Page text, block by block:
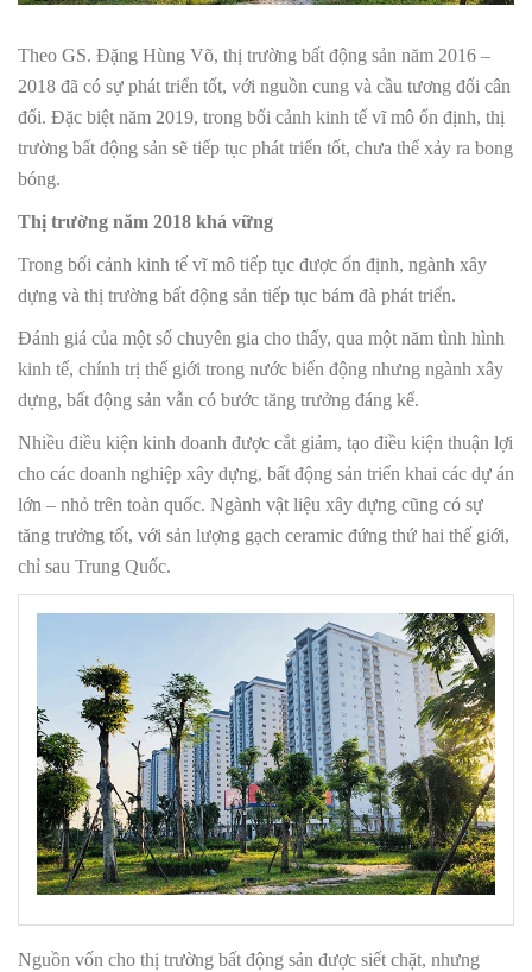
Theo GS. Đặng Hùng Võ, thị trường bất động sản năm 2016 –
2018 đã có sự phát triển tốt, với nguồn cung và cầu tương đối cân
đối. Đặc biệt năm 2019, trong bối cảnh kinh tế vĩ mô ổn định, thị
trường bất động sản sẽ tiếp tục phát triển tốt, chưa thể xảy ra bong
bóng.
Thị trường năm 2018 khá vững
Trong bối cảnh kinh tế vĩ mô tiếp tục được ổn định, ngành xây
dựng và thị trường bất động sản tiếp tục bám đà phát triển.
Đánh giá của một số chuyên gia cho thấy, qua một năm tình hình
kinh tế, chính trị thế giới trong nước biến động nhưng ngành xây
dựng, bất động sản vẫn có bước tăng trưởng đáng kể.
Nhiều điều kiện kinh doanh được cắt giảm, tạo điều kiện thuận lợi
cho các doanh nghiệp xây dựng, bất động sản triển khai các dự án
lớn – nhỏ trên toàn quốc. Ngành vật liệu xây dựng cũng có sự
tăng trưởng tốt, với sản lượng gạch ceramic đứng thứ hai thế giới,
chỉ sau Trung Quốc.
Nguồn vốn cho thị trường bất động sản được siết chặt, nhưng